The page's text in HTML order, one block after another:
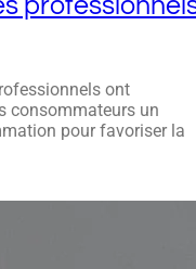
ont
consommateurs un
pour favoriser la